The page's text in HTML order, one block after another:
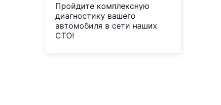
Пройдите комплексную
диагностику вашего
автомобиля в сети наших
СТО!